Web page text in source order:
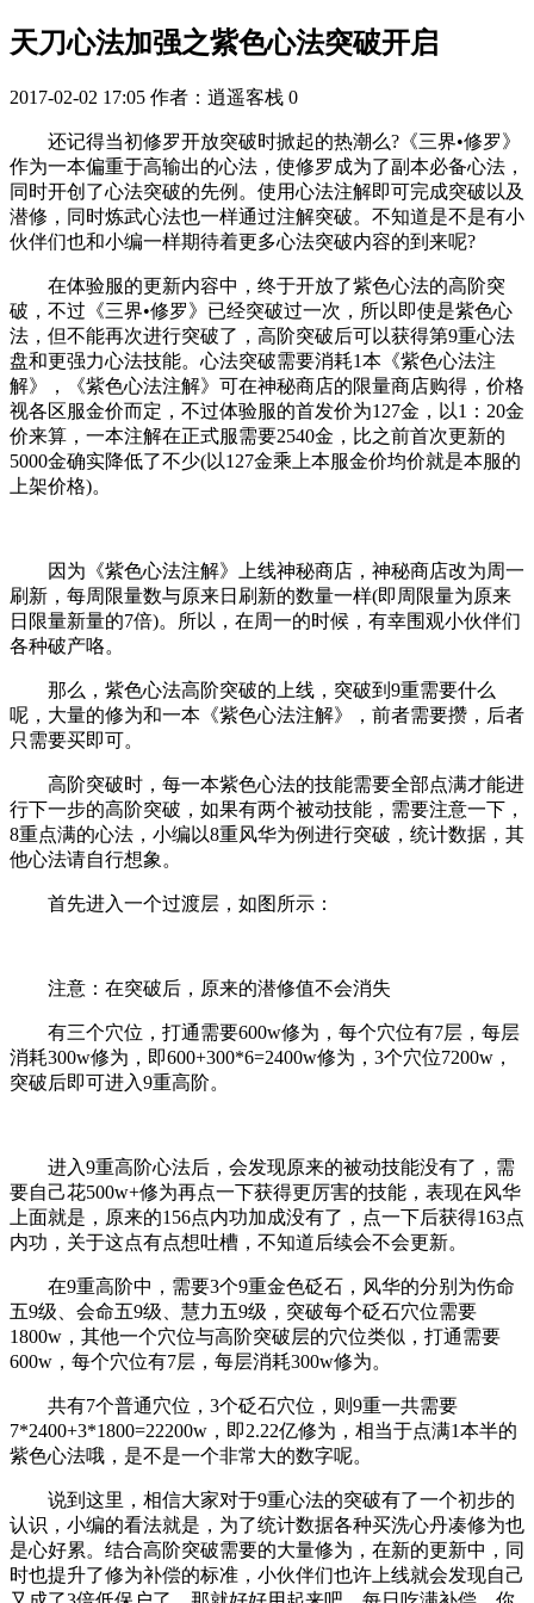
天刀心法加强之紫色心法突破开启
2017-02-02 17:05 作者：逍遥客栈 0
还记得当初修罗开放突破时掀起的热潮么?《三界•修罗》
作为一本偏重于高输出的心法，使修罗成为了副本必备心法，
同时开创了心法突破的先例。使用心法注解即可完成突破以及
潜修，同时炼武心法也一样通过注解突破。不知道是不是有小
伙伴们也和小编一样期待着更多心法突破内容的到来呢?
在体验服的更新内容中，终于开放了紫色心法的高阶突
破，不过《三界•修罗》已经突破过一次，所以即使是紫色心
法，但不能再次进行突破了，高阶突破后可以获得第9重心法
盘和更强力心法技能。心法突破需要消耗1本《紫色心法注
解》，《紫色心法注解》可在神秘商店的限量商店购得，价格
视各区服金价而定，不过体验服的首发价为127金，以1：20金
价来算，一本注解在正式服需要2540金，比之前首次更新的
5000金确实降低了不少(以127金乘上本服金价均价就是本服的
上架价格)。
因为《紫色心法注解》上线神秘商店，神秘商店改为周一
刷新，每周限量数与原来日刷新的数量一样(即周限量为原来
日限量新量的7倍)。所以，在周一的时候，有幸围观小伙伴们
各种破产咯。
那么，紫色心法高阶突破的上线，突破到9重需要什么
呢，大量的修为和一本《紫色心法注解》，前者需要攒，后者
只需要买即可。
高阶突破时，每一本紫色心法的技能需要全部点满才能进
行下一步的高阶突破，如果有两个被动技能，需要注意一下，
8重点满的心法，小编以8重风华为例进行突破，统计数据，其
他心法请自行想象。
首先进入一个过渡层，如图所示：
注意：在突破后，原来的潜修值不会消失
有三个穴位，打通需要600w修为，每个穴位有7层，每层
消耗300w修为，即600+300*6=2400w修为，3个穴位7200w，
突破后即可进入9重高阶。
进入9重高阶心法后，会发现原来的被动技能没有了，需
要自己花500w+修为再点一下获得更厉害的技能，表现在风华
上面就是，原来的156点内功加成没有了，点一下后获得163点
内功，关于这点有点想吐槽，不知道后续会不会更新。
在9重高阶中，需要3个9重金色砭石，风华的分别为伤命
五9级、会命五9级、慧力五9级，突破每个砭石穴位需要
1800w，其他一个穴位与高阶突破层的穴位类似，打通需要
600w，每个穴位有7层，每层消耗300w修为。
共有7个普通穴位，3个砭石穴位，则9重一共需要
7*2400+3*1800=22200w，即2.22亿修为，相当于点满1本半的
紫色心法哦，是不是一个非常大的数字呢。
说到这里，相信大家对于9重心法的突破有了一个初步的
认识，小编的看法就是，为了统计数据各种买洗心丹凑修为也
是心好累。结合高阶突破需要的大量修为，在新的更新中，同
时也提升了修为补偿的标准，小伙伴们也许上线就会发现自己